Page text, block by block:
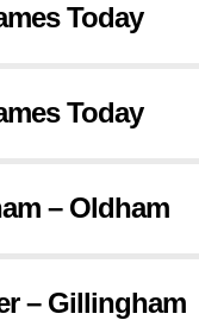
Today
Today
– Oldham
– Gillingham